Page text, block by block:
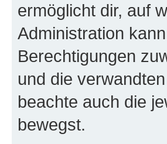
ermöglicht dir, auf
Administration
Berechtigungen
und die
beachte auch die
bewegst.